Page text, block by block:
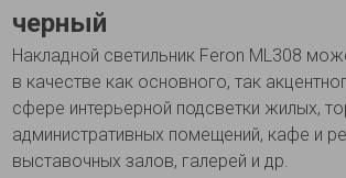
черный
Накладной светильник Feron ML308
в качестве как основного, так
сфере интерьерной подсветки жилых,
административных помещений, кафе и
выставочных залов, галерей и др.